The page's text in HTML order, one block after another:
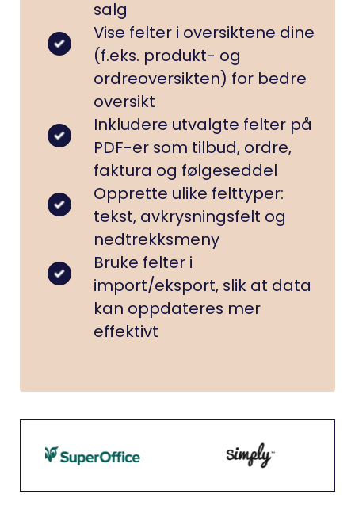
salg
Vise felter i oversiktene dine
(f.eks. produkt- og
ordreoversikten) for bedre
oversikt
Inkludere utvalgte felter på
PDF-er som tilbud, ordre,
faktura og følgeseddel
Opprette ulike felttyper:
tekst, avkrysningsfelt og
nedtrekksmeny
Bruke felter i
import/eksport, slik at data
kan oppdateres mer
effektivt